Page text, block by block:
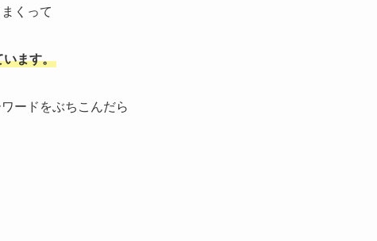
くって
います。
ードをぶちこんだら